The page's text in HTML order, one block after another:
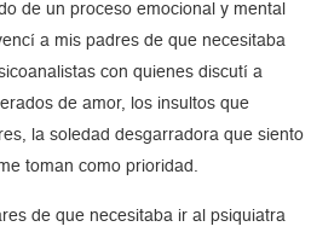
de un proceso emocional y mental
a mis padres de que necesitaba
con quienes discutí a
de amor, los insultos que
la soledad desgarradora que siento
toman como prioridad.
de que necesitaba ir al psiquiatra